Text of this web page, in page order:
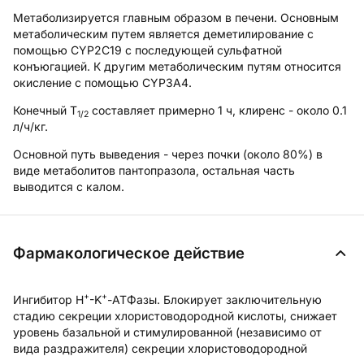
Метаболизируется главным образом в печени. Основным
метаболическим путем является деметилирование с
помощью CYP2C19 с последующей сульфатной
конъюгацией. К другим метаболическим путям относится
окисление с помощью CYP3A4.
Конечный T1/2 составляет примерно 1 ч, клиренс - около 0.1
л/ч/кг.
Основной путь выведения - через почки (около 80%) в
виде метаболитов пантопразола, остальная часть
выводится с калом.
Фармакологическое действие
Ингибитор H+-K+-АТФазы. Блокирует заключительную
стадию секреции хлористоводородной кислоты, снижает
уровень базальной и стимулированной (независимо от
вида раздражителя) секреции хлористоводородной